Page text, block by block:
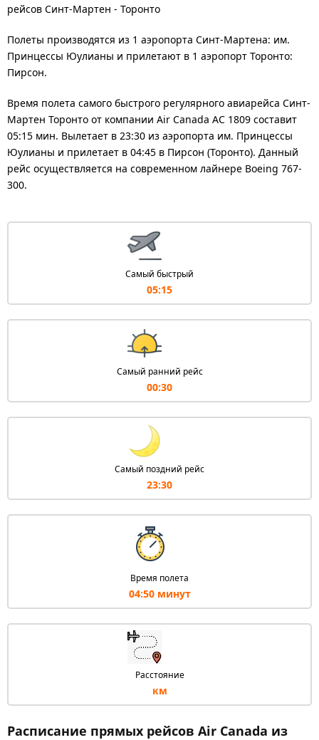
рейсов Синт-Мартен - Торонто
Полеты производятся из 1 аэропорта Синт-Мартена: им.
Принцессы Юулианы и прилетают в 1 аэропорт Торонто:
Пирсон.
Время полета самого быстрого регулярного авиарейса Синт-
Мартен Торонто от компании Air Canada AC 1809 составит
05:15 мин. Вылетает в 23:30 из аэропорта им. Принцессы
Юулианы и прилетает в 04:45 в Пирсон (Торонто). Данный
рейс осуществляется на современном лайнере Boeing 767-
300.
Самый быстрый
05:15
Самый ранний рейс
00:30
Самый поздний рейс
23:30
Время полета
04:50 минут
Расстояние
км
Расписание прямых рейсов Air Canada из